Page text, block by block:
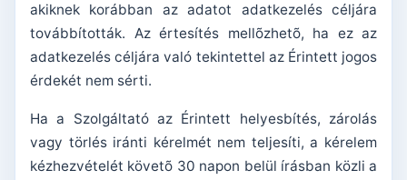
akiknek korábban az adatot adatkezelés céljára
továbbították. Az értesítés mellõzhetõ, ha ez az
adatkezelés céljára való tekintettel az Érintett jogos
érdekét nem sérti.
Ha a Szolgáltató az Érintett helyesbítés, zárolás
vagy törlés iránti kérelmét nem teljesíti, a kérelem
kézhezvételét követõ 30 napon belül írásban közli a